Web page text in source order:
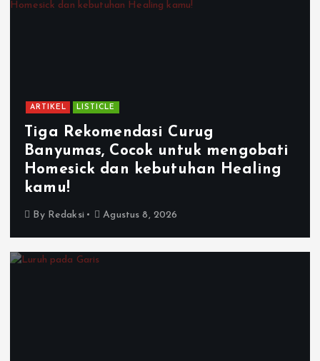
ARTIKEL LISTICLE
Tiga Rekomendasi Curug
Banyumas, Cocok untuk mengobati
Homesick dan kebutuhan Healing
kamu!
By Redaksi Agustus 8, 2026